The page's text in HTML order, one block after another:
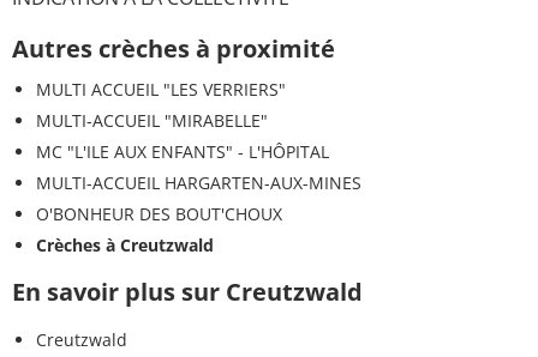
Autres crèches à proximité
MULTI ACCUEIL "LES VERRIERS"
MULTI-ACCUEIL "MIRABELLE"
MC "L'ILE AUX ENFANTS" - L'HÔPITAL
MULTI-ACCUEIL HARGARTEN-AUX-MINES
O'BONHEUR DES BOUT'CHOUX
Crèches à Creutzwald
En savoir plus sur Creutzwald
Creutzwald